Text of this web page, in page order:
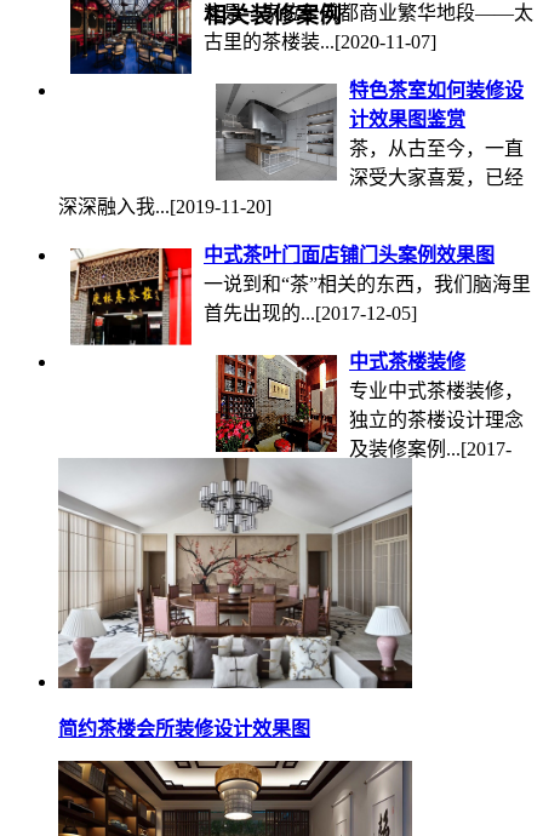
这是一家位于成都商业繁华地段——太
古里的茶楼装...[2020-11-07]
特色茶室如何装修设
计效果图鉴赏
茶，从古至今，一直
深受大家喜爱，已经
深深融入我...[2019-11-20]
中式茶叶门面店铺门头案例效果图
一说到和“茶”相关的东西，我们脑海里
首先出现的...[2017-12-05]
中式茶楼装修
专业中式茶楼装修，
独立的茶楼设计理念
及装修案例...[2017-
相关装修案例
简约茶楼会所装修设计效果图